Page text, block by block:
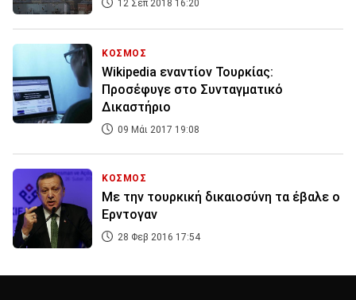
12 Σεπ 2018 16:20
ΚΟΣΜΟΣ
Wikipedia εναντίον Τουρκίας:
Προσέφυγε στο Συνταγματικό
Δικαστήριο
09 Μάι 2017 19:08
ΚΟΣΜΟΣ
Με την τουρκική δικαιοσύνη τα έβαλε ο
Ερντογαν
28 Φεβ 2016 17:54